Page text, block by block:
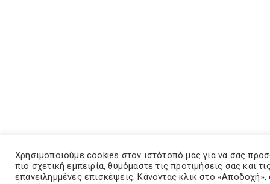
Χρησιμοποιούμε cookies στον ιστότοπό μας για να σας
πιο σχετική εμπειρία, θυμόμαστε τις προτιμήσεις σας και
επανειλημμένες επισκέψεις. Κάνοντας κλικ στο